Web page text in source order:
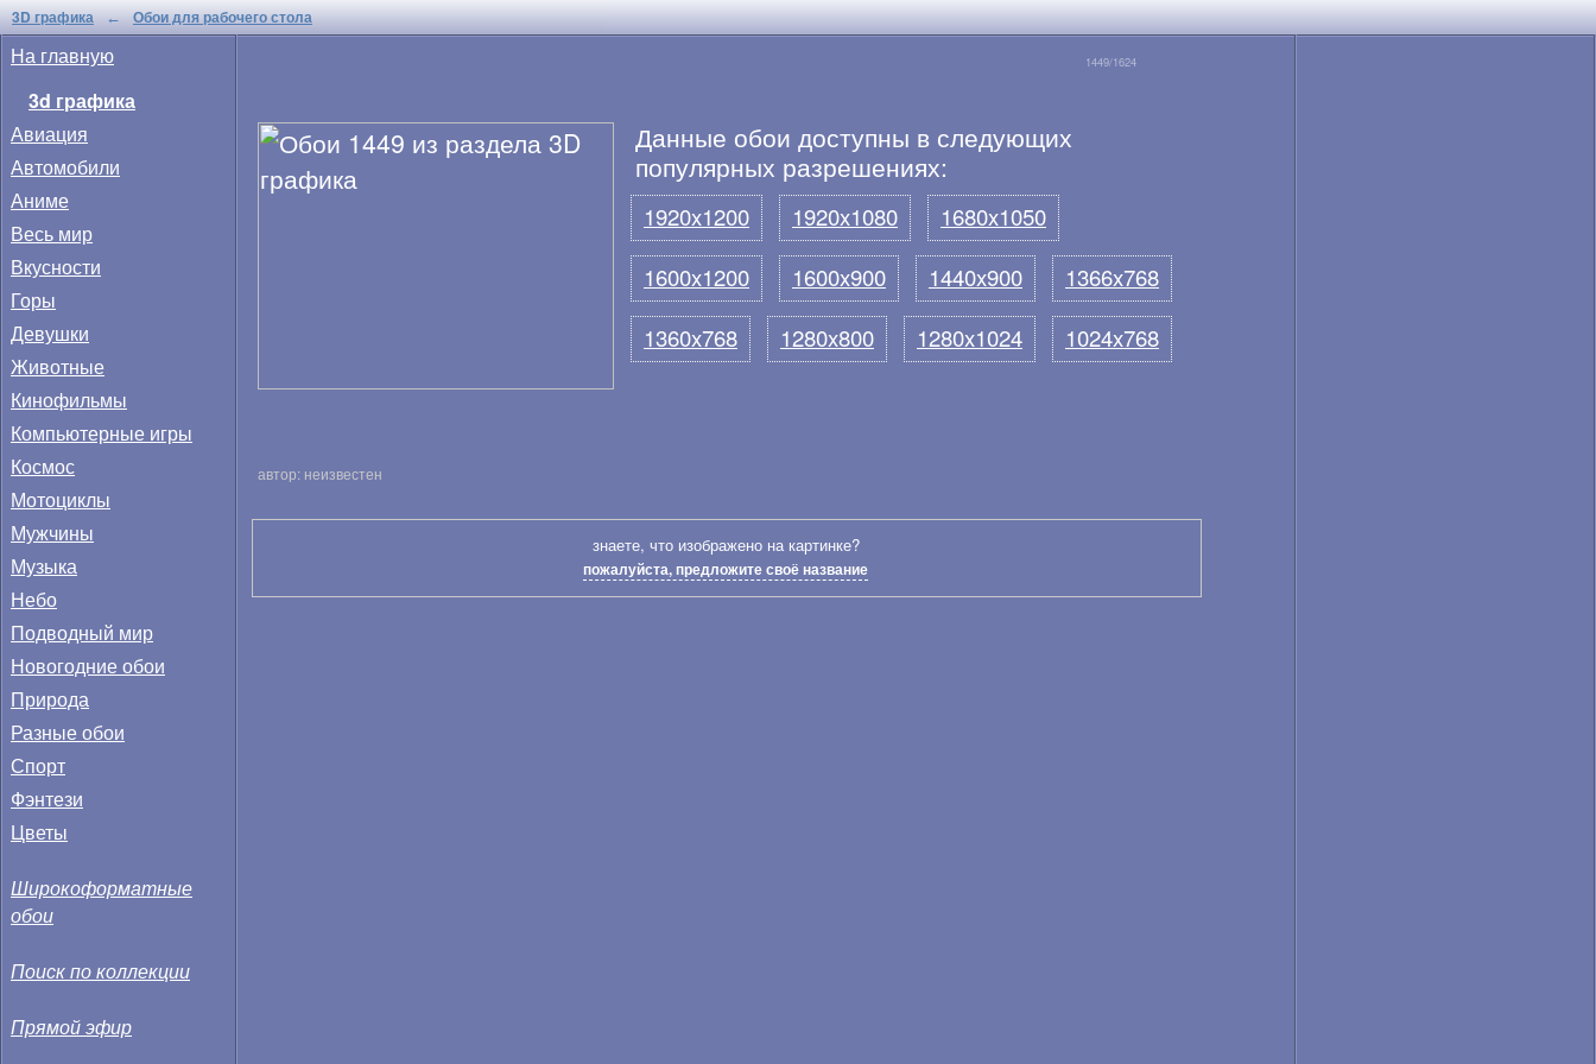
3D графика ← Обои для рабочего стола
На главную
3d графика
Авиация
Автомобили
Аниме
Весь мир
Вкусности
Горы
Девушки
Животные
Кинофильмы
Компьютерные игры
Космос
Мотоциклы
Мужчины
Музыка
Небо
Подводный мир
Новогодние обои
Природа
Разные обои
Спорт
Фэнтези
Цветы
Широкоформатные
обои
Поиск по коллекции
Прямой эфир
1449/1624
Данные обои доступны в следующих
популярных разрешениях:
1920x1200 1920x1080
1680x1050
1600x1200
1600x900 1440x900
1366x768
1360x768
1280x800 1280x1024 1024x768
автор: неизвестен
знаете, что изображено на картинке?
пожалуйста, предложите своё название